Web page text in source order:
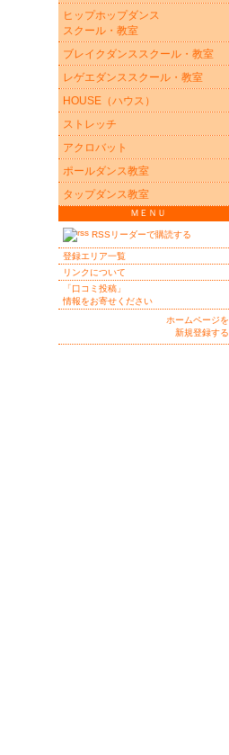
ヒップホップダンス
スクール・教室
ブレイクダンススクール・教室
レゲエダンススクール・教室
HOUSE（ハウス）
ストレッチ
アクロバット
ポールダンス教室
タップダンス教室
ＭＥＮＵ
RSSリーダーで購読する
登録エリア一覧
リンクについて
「口コミ投稿」
情報をお寄せください
ホームページを
新規登録する